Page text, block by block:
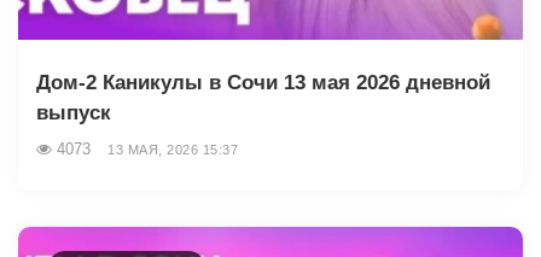
Дом-2 Каникулы в Сочи 13 мая 2026 дневной
выпуск
4073 13 МАЯ, 2026 15:37